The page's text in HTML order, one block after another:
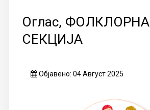
Оглас, ФОЛКЛОРНА
СЕКЦИЈА
Објавено: 04 Август 2025